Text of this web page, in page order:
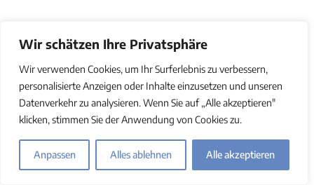
Wir schätzen Ihre Privatsphäre
Wir verwenden Cookies, um Ihr Surferlebnis zu verbessern,
personalisierte Anzeigen oder Inhalte einzusetzen und unseren
Datenverkehr zu analysieren. Wenn Sie auf „Alle akzeptieren"
klicken, stimmen Sie der Anwendung von Cookies zu.
Anpassen Alles ablehnen Alle akzeptieren